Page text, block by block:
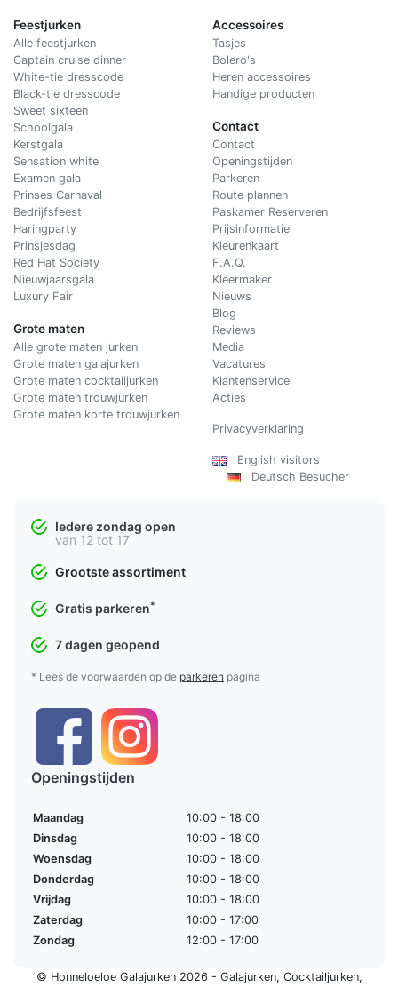
Feestjurken
Alle feestjurken
Captain cruise dinner
White-tie dresscode
Black-tie dresscode
Sweet sixteen
Schoolgala
Kerstgala
Sensation white
Examen gala
Prinses Carnaval
Bedrijfsfeest
Haringparty
Prinsjesdag
Red Hat Society
Nieuwjaarsgala
Luxury Fair
Grote maten
Alle grote maten jurken
Grote maten galajurken
Grote maten cocktailjurken
Grote maten trouwjurken
Grote maten korte trouwjurken
Accessoires
Tasjes
Bolero's
Heren accessoires
Handige producten
Contact
Contact
Openingstijden
Parkeren
Route plannen
Paskamer Reserveren
Prijsinformatie
Kleurenkaart
F.A.Q.
Kleermaker
Nieuws
Blog
Reviews
Media
Vacatures
Klantenservice
Acties
Privacyverklaring
English visitors
Deutsch Besucher
Iedere zondag open
van 12 tot 17
Grootste assortiment
Gratis parkeren*
7 dagen geopend
* Lees de voorwaarden op de parkeren pagina
Openingstijden
Maandag
10:00 - 18:00
Dinsdag
10:00 - 18:00
Woensdag
10:00 - 18:00
Donderdag
10:00 - 18:00
Vrijdag
10:00 - 18:00
Zaterdag
10:00 - 17:00
Zondag
12:00 - 17:00
© Honneloeloe Galajurken 2026 - Galajurken, Cocktailjurken,